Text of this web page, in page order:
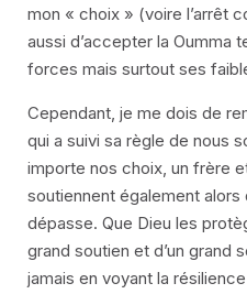
mon « choix » (voire l’arrêt
aussi d’accepter la Oumma
forces mais surtout ses
Cependant, je me dois de
qui a suivi sa règle de nous
importe nos choix, un frère
soutiennent également
dépasse. Que Dieu les
grand soutien et d’un grand
jamais en voyant la